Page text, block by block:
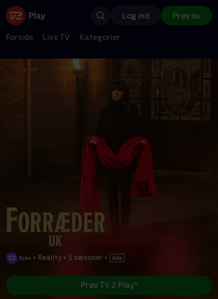
Log ind Prøv nu
Forside Live TV Kategorier
• Reality • 5 sæsoner •
Prøv TV 2 Play*